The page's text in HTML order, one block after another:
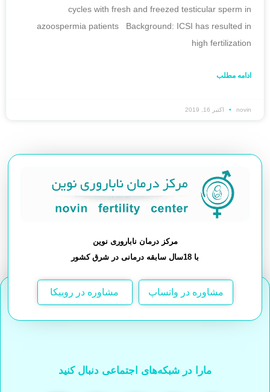
cycles with fresh and freezed testicular sperm in
azoospermia patients Background: ICSI has resulted in
high fertilization
ادامه مطلب
novin اکتبر 16, 2019
مرکز درمان ناباروری نوین
با 18سال سابقه درمانی در شرق کشور
مشاوره در واتساپ مشاوره در روبیکا
مارا در شبکه‌های اجتماعی دنبال کنید